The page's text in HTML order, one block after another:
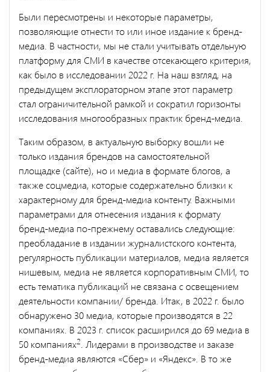
Были пересмотрены и некоторые параметры,
позволяющие отнести то или иное издание к бренд-
медиа. В частности, мы не стали учитывать отдельную
платформу для СМИ в качестве отсекающего критерия,
как было в исследовании 2022 г. На наш взгляд, на
предыдущем эксплораторном этапе этот параметр
стал ограничительной рамкой и сократил горизонты
исследования многообразных практик бренд-медиа.
Таким образом, в актуальную выборку вошли не
только издания брендов на самостоятельной
площадке (сайте), но и медиа в формате блогов, а
также соцмедиа, которые содержательно близки к
характерному для бренд-медиа контенту. Важными
параметрами для отнесения издания к формату
бренд-медиа по-прежнему оставались следующие:
преобладание в издании журналистского контента,
регулярность публикации материалов, медиа является
нишевым, медиа не является корпоративным СМИ, то
есть тематика публикаций не связана с освещением
деятельности компании/ бренда. Итак, в 2022 г. было
обнаружено 30 медиа, которые производятся в 22
компаниях. В 2023 г. список расширился до 69 медиа в
50 компаниях2 . Лидерами в производстве и заказе
бренд-медиа являются «Сбер» и «Яндекс». В то же